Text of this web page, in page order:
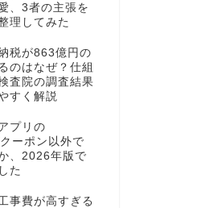
、3者の主張を
理してみた
税が863億円の
のはなぜ？仕組
査院の調査結果
すく解説
プリの
ーポン以外で
、2026年版で
た
事費が高すぎる